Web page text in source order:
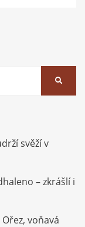
svěží v
– zkrášlí i
voňavá